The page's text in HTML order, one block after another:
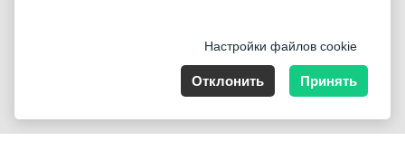
Nummer der Firma: 40221 Düsseldorf, Registered address:
Настройки файлов cookie
Отклонить Принять